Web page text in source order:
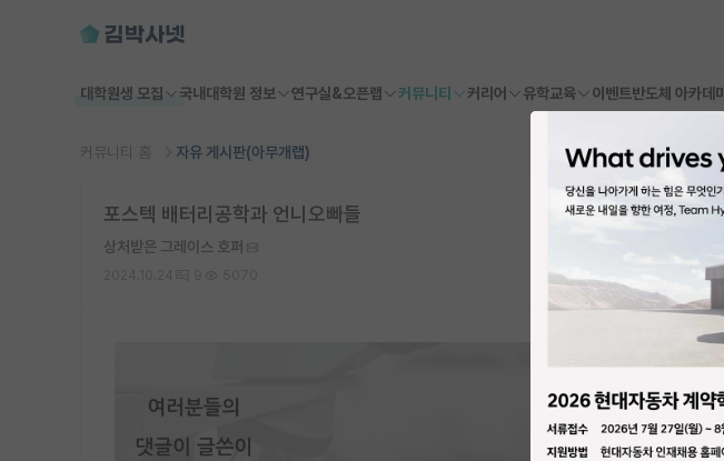
대학원생 모집 국내대학원 정보 연구실&오픈랩 커뮤니티 커리어 유학교육 이벤트반도체 아카데미
커뮤니티 홈 자유 게시판(아무개랩)
포스텍 배터리공학과 언니오빠들
상처받은 그레이스 호퍼